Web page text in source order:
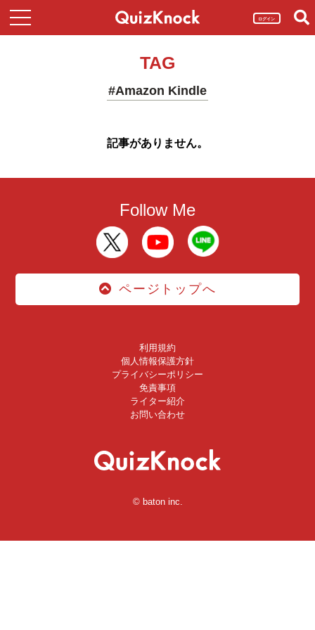
ログイン
TAG
#Amazon Kindle
記事がありません。
Follow Me
ページトップへ
利用規約
個人情報保護方針
プライバシーポリシー
免責事項
ライター紹介
お問い合わせ
© baton inc.